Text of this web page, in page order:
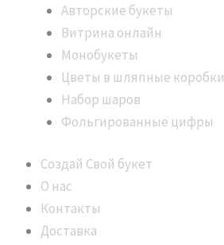
Авторские букеты
Витрина онлайн
Монобукеты
Цветы в шляпные коробки
Набор шаров
Фольгированные цифры
Создай Свой букет
О нас
Контакты
Доставка